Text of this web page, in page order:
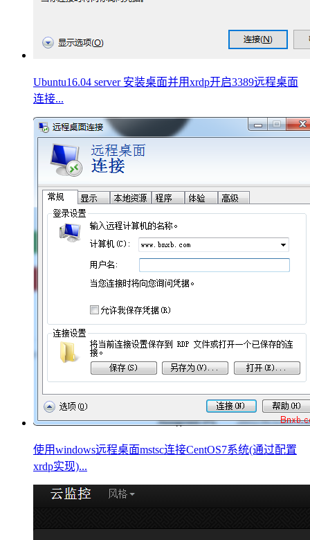
Ubuntu16.04 server 安装桌面并用xrdp开启3389远程桌面
连接...
使用windows远程桌面mstsc连接CentOS7系统(通过配置
xrdp实现)...